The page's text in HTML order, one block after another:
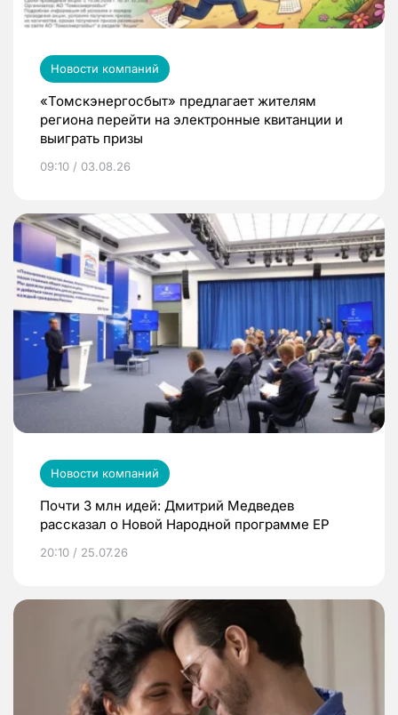
Новости компаний
«Томскэнергосбыт» предлагает жителям
региона перейти на электронные квитанции и
выиграть призы
09:10 / 03.08.26
Новости компаний
Почти 3 млн идей: Дмитрий Медведев
рассказал о Новой Народной программе ЕР
20:10 / 25.07.26